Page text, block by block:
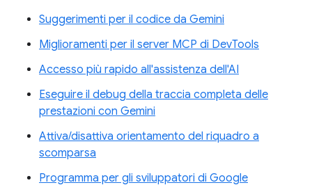
Suggerimenti per il codice da Gemini
Miglioramenti per il server MCP di DevTools
Accesso più rapido all'assistenza dell'AI
Eseguire il debug della traccia completa delle
prestazioni con Gemini
Attiva/disattiva orientamento del riquadro a
scomparsa
Programma per gli sviluppatori di Google